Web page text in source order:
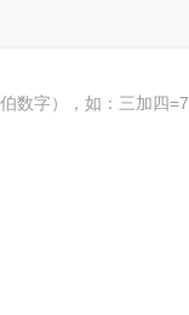
数字），如：三加四=7